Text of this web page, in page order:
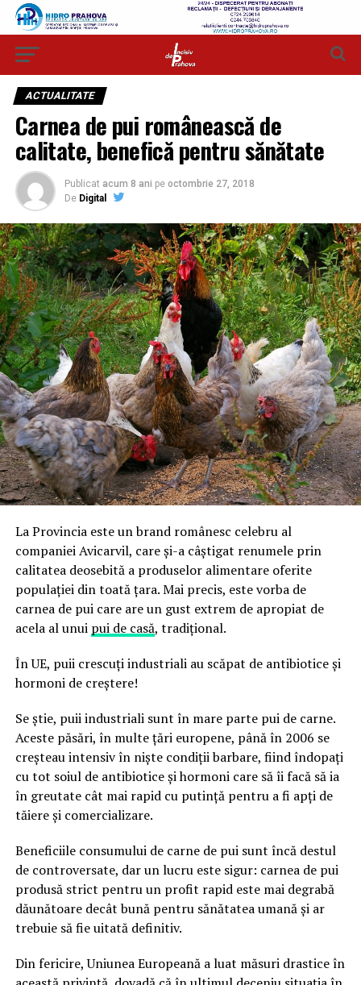
ACTUALITATE
Carnea de pui românească de
calitate, benefică pentru sănătate
Publicat acum 8 ani pe octombrie 27, 2018
De Digital
La Provincia este un brand românesc celebru al
companiei Avicarvil, care și-a câștigat renumele prin
calitatea deosebită a produselor alimentare oferite
populației din toată țara. Mai precis, este vorba de
carnea de pui care are un gust extrem de apropiat de
acela al unui pui de casă, tradițional.
În UE, puii crescuți industriali au scăpat de antibiotice și
hormoni de creștere!
Se știe, puii industriali sunt în mare parte pui de carne.
Aceste păsări, în multe țări europene, până în 2006 se
creșteau intensiv în niște condiții barbare, fiind îndopați
cu tot soiul de antibiotice și hormoni care să îi facă să ia
în greutate cât mai rapid cu putință pentru a fi apți de
tăiere și comercializare.
Beneficiile consumului de carne de pui sunt încă destul
de controversate, dar un lucru este sigur: carnea de pui
produsă strict pentru un profit rapid este mai degrabă
dăunătoare decât bună pentru sănătatea umană și ar
trebuie să fie uitată definitiv.
Din fericire, Uniunea Europeană a luat măsuri drastice în